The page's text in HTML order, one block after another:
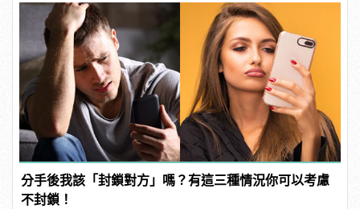
分手後我該「封鎖對方」嗎？有這三種情況你可以考慮
不封鎖！